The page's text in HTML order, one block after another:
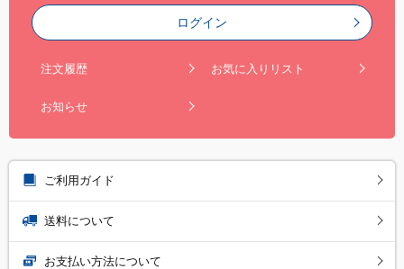
ログイン
注文履歴 お気に入りリスト
お知らせ
ご利用ガイド
送料について
お支払い方法について